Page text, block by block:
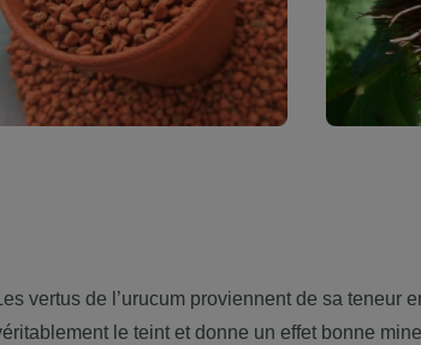
Les vertus de l’urucum proviennent de sa
le teint et donne un effet bonne